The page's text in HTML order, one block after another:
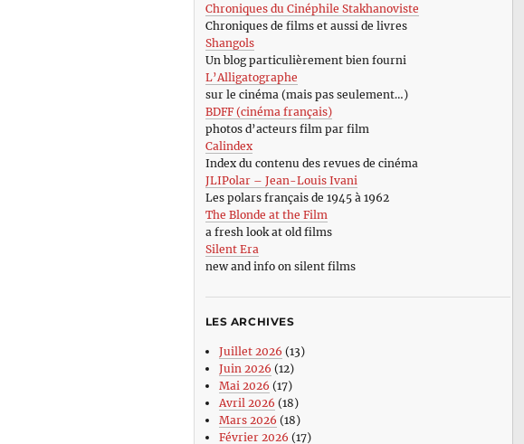
Chroniques du Cinéphile Stakhanoviste
Chroniques de films et aussi de livres
Shangols
Un blog particulièrement bien fourni
L’Alligatographe
sur le cinéma (mais pas seulement…)
BDFF (cinéma français)
photos d’acteurs film par film
Calindex
Index du contenu des revues de cinéma
JLIPolar – Jean-Louis Ivani
Les polars français de 1945 à 1962
The Blonde at the Film
a fresh look at old films
Silent Era
new and info on silent films
LES ARCHIVES
Juillet 2026 (13)
Juin 2026 (12)
Mai 2026 (17)
Avril 2026 (18)
Mars 2026 (18)
Février 2026 (17)